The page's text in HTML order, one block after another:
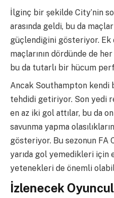
İlginç bir şekilde City’nin
arasında geldi, bu da
güçlendiğini gösteriyor. Ek
maçlarının dördünde de
bu da tutarlı bir hücum
Ancak Southampton kendi
tehdidi getiriyor. Son yedi
en az iki gol attılar, bu da
savunma yapma
gösteriyor. Bu sezonun FA
yarıda gol yemedikleri için
yetenekleri de önemli
İzlenecek